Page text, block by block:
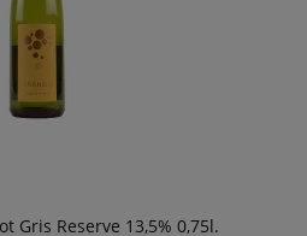
Gris Reserve 13,5% 0,75l.